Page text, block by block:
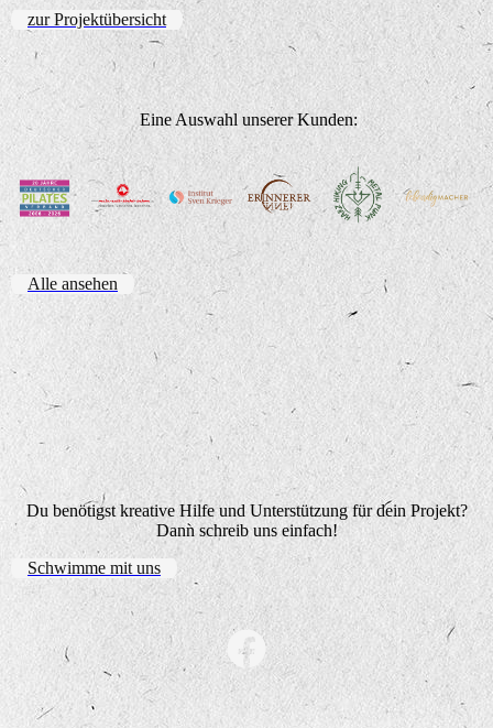
zur Projektübersicht
Eine Auswahl unserer Kunden:
Alle ansehen
Du benötigst kreative Hilfe und Unterstützung für dein Projekt?
Dann schreib uns einfach!
Schwimme mit uns